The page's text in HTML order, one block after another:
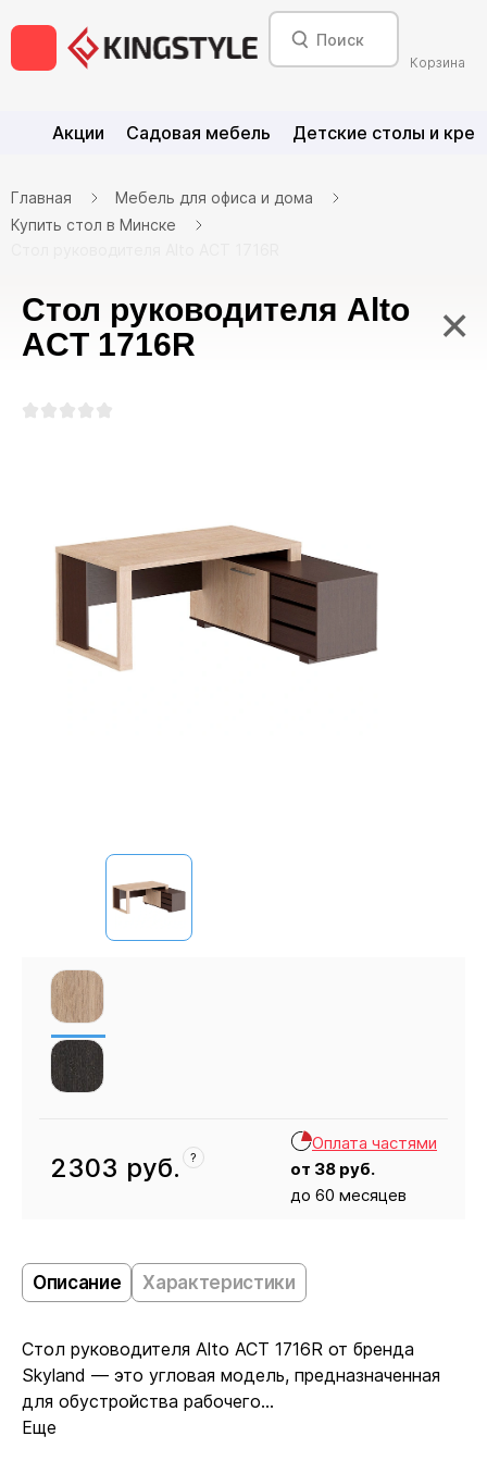
Корзина
Акции Садовая мебель Детские столы и
Главная
Мебель для офиса и дома
Купить стол в Минске
Стол руководителя Alto
ACT 1716R
2303 руб. ?
Оплата частями
от 38 руб.
до 60 месяцев
Описание Характеристики
Стол руководителя Alto ACT 1716R от бренда
Skyland — это угловая модель, предназначенная
для обустройства рабочего...
Еще
×